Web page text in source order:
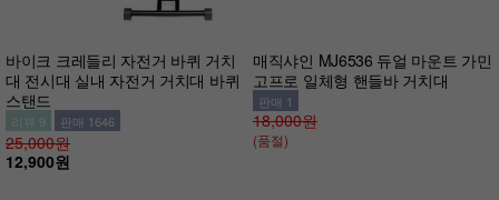
바이크 크레들리 자전거 바퀴 거치
대 전시대 실내 자전거 거치대 바퀴
스탠드
리뷰 9 판매 1646
25,000원
12,900원
매직샤인 MJ6536 듀얼 마운트 가민
고프로 일체형 핸들바 거치대
판매 1
18,000원
(품절)